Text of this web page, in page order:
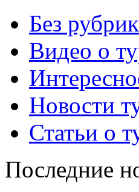
Без
Видео о
Новости
Статьи о
Последние